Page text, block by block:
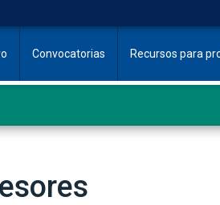
Convocatorias Recursos para